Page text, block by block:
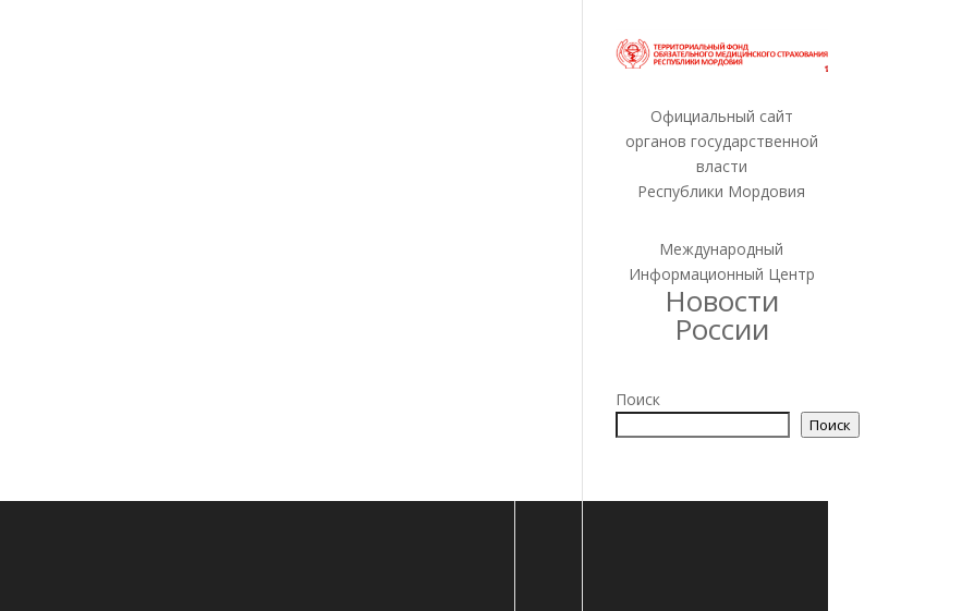
Официальный сайт
органов государственной
власти
Республики Мордовия
Международный
Информационный Центр
Новости
России
Поиск
Поиск